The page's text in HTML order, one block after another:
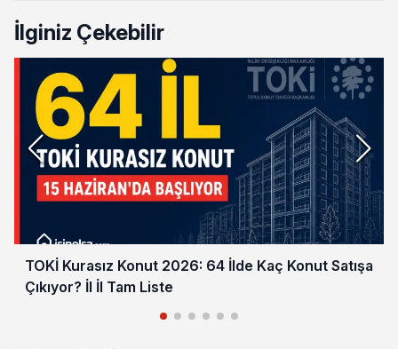
İlginiz Çekebilir
TOKİ Kurasız Konut 2026: 64 İlde Kaç Konut Satışa
Çıkıyor? İl İl Tam Liste